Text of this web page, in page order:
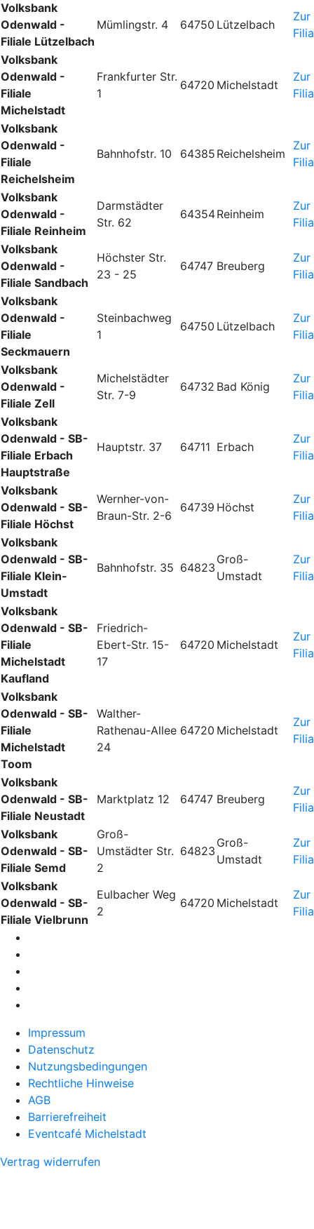
Volksbank
Odenwald -
Filiale Lützelbach
Mümlingstr. 4 64750 Lützelbach
Zur
Volksbank
Odenwald -
Filiale
Michelstadt
Frankfurter Str.
1
64720 Michelstadt
Zur
Volksbank
Odenwald -
Filiale
Reichelsheim
Bahnhofstr. 10 64385 Reichelsheim
Zur
Volksbank
Odenwald -
Filiale Reinheim
Darmstädter
Str. 62
64354Reinheim
Zur
Volksbank
Odenwald -
Filiale Sandbach
Höchster Str.
23 - 25
64747 Breuberg
Zur
Volksbank
Odenwald -
Filiale
Seckmauern
Steinbachweg
1
64750 Lützelbach
Zur
Volksbank
Odenwald -
Filiale Zell
Michelstädter
Str. 7-9
64732 Bad König
Zur
Volksbank
Odenwald - SB-
Filiale Erbach
Hauptstraße
Hauptstr. 37 64711 Erbach
Zur
Volksbank
Odenwald - SB-
Filiale Höchst
Wernher-von-
Braun-Str. 2-6
64739 Höchst
Zur
Volksbank
Odenwald - SB-
Filiale Klein-
Umstadt
Bahnhofstr. 35 64823
Groß-
Umstadt
Zur
Volksbank
Odenwald - SB-
Filiale
Michelstadt
Kaufland
Friedrich-
Ebert-Str. 15-
17
64720 Michelstadt
Zur
Volksbank
Odenwald - SB-
Filiale
Michelstadt
Toom
Walther-
Rathenau-Allee
24
64720 Michelstadt
Zur
Volksbank
Odenwald - SB-
Filiale Neustadt
Marktplatz 12 64747 Breuberg
Zur
Volksbank
Odenwald - SB-
Filiale Semd
Groß-
Umstädter Str.
2
64823
Groß-
Umstadt
Zur
Volksbank
Odenwald - SB-
Filiale Vielbrunn
Eulbacher Weg
2
64720 Michelstadt
Zur
Impressum
Datenschutz
Nutzungsbedingungen
Rechtliche Hinweise
AGB
Barrierefreiheit
Eventcafé Michelstadt
Vertrag widerrufen